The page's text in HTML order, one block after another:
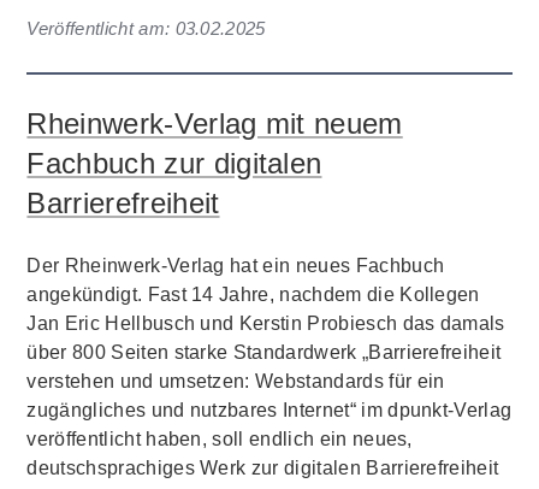
Veröffentlicht am: 03.02.2025
Rheinwerk-Verlag mit neuem
Fachbuch zur digitalen
Barrierefreiheit
Der Rheinwerk-Verlag hat ein neues Fachbuch
angekündigt. Fast 14 Jahre, nachdem die Kollegen
Jan Eric Hellbusch und Kerstin Probiesch das damals
über 800 Seiten starke Standardwerk „Barrierefreiheit
verstehen und umsetzen: Webstandards für ein
zugängliches und nutzbares Internet“ im dpunkt-Verlag
veröffentlicht haben, soll endlich ein neues,
deutschsprachiges Werk zur digitalen Barrierefreiheit